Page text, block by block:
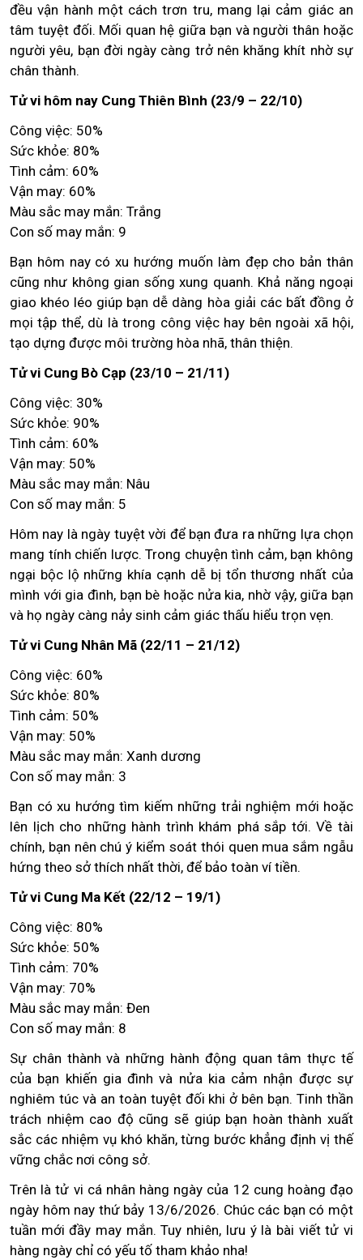
đều vận hành một cách trơn tru, mang lại cảm giác an
tâm tuyệt đối. Mối quan hệ giữa bạn và người thân hoặc
người yêu, bạn đời ngày càng trở nên khăng khít nhờ sự
chân thành.
Tử vi hôm nay Cung Thiên Bình (23/9 – 22/10)
Công việc: 50%
Sức khỏe: 80%
Tình cảm: 60%
Vận may: 60%
Màu sắc may mắn: Trắng
Con số may mắn: 9
Bạn hôm nay có xu hướng muốn làm đẹp cho bản thân
cũng như không gian sống xung quanh. Khả năng ngoại
giao khéo léo giúp bạn dễ dàng hòa giải các bất đồng ở
mọi tập thể, dù là trong công việc hay bên ngoài xã hội,
tạo dựng được môi trường hòa nhã, thân thiện.
Tử vi Cung Bò Cạp (23/10 – 21/11)
Công việc: 30%
Sức khỏe: 90%
Tình cảm: 60%
Vận may: 50%
Màu sắc may mắn: Nâu
Con số may mắn: 5
Hôm nay là ngày tuyệt vời để bạn đưa ra những lựa chọn
mang tính chiến lược. Trong chuyện tình cảm, bạn không
ngại bộc lộ những khía cạnh dễ bị tổn thương nhất của
mình với gia đình, bạn bè hoặc nửa kia, nhờ vậy, giữa bạn
và họ ngày càng nảy sinh cảm giác thấu hiểu trọn vẹn.
Tử vi Cung Nhân Mã (22/11 – 21/12)
Công việc: 60%
Sức khỏe: 80%
Tình cảm: 50%
Vận may: 50%
Màu sắc may mắn: Xanh dương
Con số may mắn: 3
Bạn có xu hướng tìm kiếm những trải nghiệm mới hoặc
lên lịch cho những hành trình khám phá sắp tới. Về tài
chính, bạn nên chú ý kiểm soát thói quen mua sắm ngẫu
hứng theo sở thích nhất thời, để bảo toàn ví tiền.
Tử vi Cung Ma Kết (22/12 – 19/1)
Công việc: 80%
Sức khỏe: 50%
Tình cảm: 70%
Vận may: 70%
Màu sắc may mắn: Đen
Con số may mắn: 8
Sự chân thành và những hành động quan tâm thực tế
của bạn khiến gia đình và nửa kia cảm nhận được sự
nghiêm túc và an toàn tuyệt đối khi ở bên bạn. Tinh thần
trách nhiệm cao độ cũng sẽ giúp bạn hoàn thành xuất
sắc các nhiệm vụ khó khăn, từng bước khẳng định vị thế
vững chắc nơi công sở.
Trên là tử vi cá nhân hàng ngày của 12 cung hoàng đạo
ngày hôm nay thứ bảy 13/6/2026. Chúc các bạn có một
tuần mới đầy may mắn. Tuy nhiên, lưu ý là bài viết tử vi
hàng ngày chỉ có yếu tố tham khảo nha!